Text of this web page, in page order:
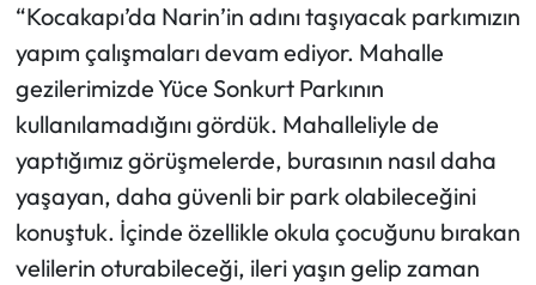
“Kocakapı’da Narin’in adını taşıyacak parkımızın
yapım çalışmaları devam ediyor. Mahalle
gezilerimizde Yüce Sonkurt Parkının
kullanılamadığını gördük. Mahalleliyle de
yaptığımız görüşmelerde, burasının nasıl daha
yaşayan, daha güvenli bir park olabileceğini
konuştuk. İçinde özellikle okula çocuğunu bırakan
velilerin oturabileceği, ileri yaşın gelip zaman